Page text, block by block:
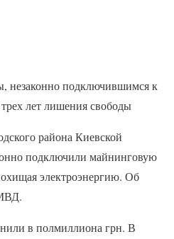
незаконно подключившимся к
лет лишения свободы
района Киевской
подключили майнинговую
электроэнергию. Об
в полмиллиона грн. В